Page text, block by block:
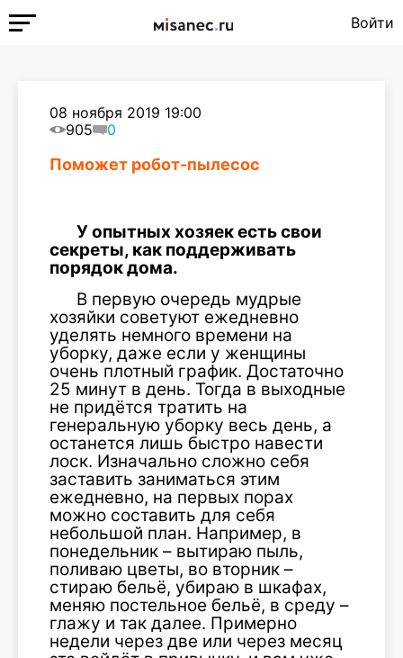
Войти
08 ноября 2019 19:00
905
0
Поможет робот-пылесос
У опытных хозяек есть свои
секреты, как поддерживать
порядок дома.
В первую очередь мудрые
хозяйки советуют ежедневно
уделять немного времени на
уборку, даже если у женщины
очень плотный график. Достаточно
25 минут в день. Тогда в выходные
не придётся тратить на
генеральную уборку весь день, а
останется лишь быстро навести
лоск. Изначально сложно себя
заставить заниматься этим
ежедневно, на первых порах
можно составить для себя
небольшой план. Например, в
понедельник – вытираю пыль,
поливаю цветы, во вторник –
стираю бельё, убираю в шкафах,
меняю постельное бельё, в среду –
глажу и так далее. Примерно
недели через две или через месяц